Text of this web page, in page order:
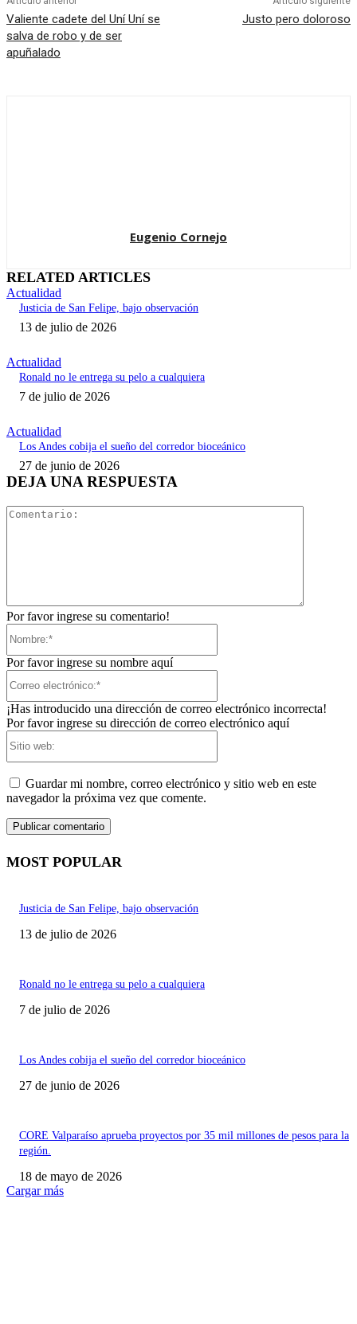
Valiente cadete del Uní Uní se
salva de robo y de ser
apuñalado
Justo pero doloroso
Eugenio Cornejo
RELATED ARTICLES
Actualidad
Justicia de San Felipe, bajo observación
13 de julio de 2026
Actualidad
Ronald no le entrega su pelo a cualquiera
7 de julio de 2026
Actualidad
Los Andes cobija el sueño del corredor bioceánico
27 de junio de 2026
DEJA UNA RESPUESTA
Por favor ingrese su comentario!
Por favor ingrese su nombre aquí
¡Has introducido una dirección de correo electrónico incorrecta!
Por favor ingrese su dirección de correo electrónico aquí
Guardar mi nombre, correo electrónico y sitio web en este
navegador la próxima vez que comente.
MOST POPULAR
Justicia de San Felipe, bajo observación
13 de julio de 2026
Ronald no le entrega su pelo a cualquiera
7 de julio de 2026
Los Andes cobija el sueño del corredor bioceánico
27 de junio de 2026
CORE Valparaíso aprueba proyectos por 35 mil millones de pesos para la
región.
18 de mayo de 2026
Cargar más